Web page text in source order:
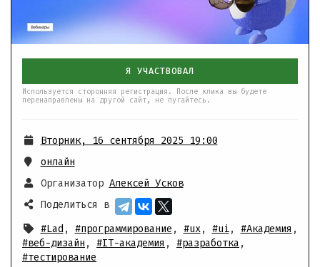
Я УЧАСТВОВАЛ
Используется сторонняя регистрация. После клика вы будете
перенаправлены на другой сайт, не пугайтесь.
Вторник, 16 сентября 2025 19:00
онлайн
Организатор Алексей Усков
Поделиться в
#Lad , #программирование , #ux, #ui, #Академия ,
#веб-дизайн , #IT-академия , #разработка ,
#тестирование